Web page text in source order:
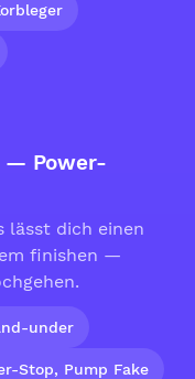
— Power-
lässt dich einen
finishen —
under
Stop, Pump Fake